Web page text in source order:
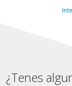
¿Tenes